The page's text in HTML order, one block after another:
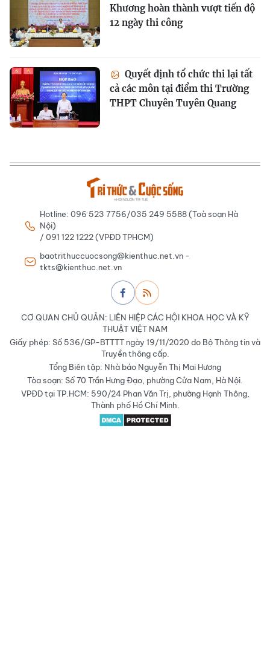
Khương hoàn thành vượt tiến độ
12 ngày thi công
Quyết định tổ chức thi lại tất
cả các môn tại điểm thi Trường
THPT Chuyên Tuyên Quang
Hotline: 096 523 7756/035 249 5588 (Toà soạn Hà
Nội)
/ 091 122 1222 (VPĐD TPHCM)
baotrithuccuocsong@kienthuc.net.vn -
tkts@kienthuc.net.vn
CƠ QUAN CHỦ QUẢN: LIÊN HIỆP CÁC HỘI KHOA HỌC VÀ KỸ
THUẬT VIỆT NAM
Giấy phép: Số 536/GP-BTTTT ngày 19/11/2020 do Bộ Thông tin và
Truyền thông cấp.
Tổng Biên tập: Nhà báo Nguyễn Thị Mai Hương
Tòa soạn: Số 70 Trần Hưng Đạo, phường Cửa Nam, Hà Nội.
VPĐD tại TP.HCM: 590/24 Phan Văn Trị, phường Hạnh Thông,
Thành phố Hồ Chí Minh.